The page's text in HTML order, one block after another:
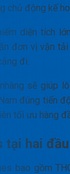
chủ động kế
diện tích
đơn vị vận
đi.
sẽ giúp
đúng tiến
tối ưu hàng
tại hai
bao gồm